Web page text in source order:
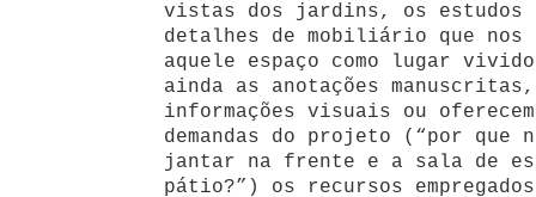
vistas dos jardins, os estudos
detalhes de mobiliário que nos
aquele espaço como lugar
ainda as anotações manuscritas,
informações visuais ou
demandas do projeto (“por que
jantar na frente e a sala de
pátio?”) os recursos